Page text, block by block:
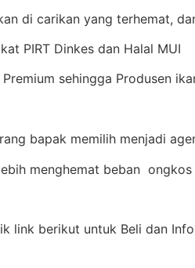
di carikan yang terhemat,
PIRT Dinkes dan Halal MUI
Premium sehingga Produsen
bapak memilih menjadi
menghemat beban
link berikut untuk Beli dan